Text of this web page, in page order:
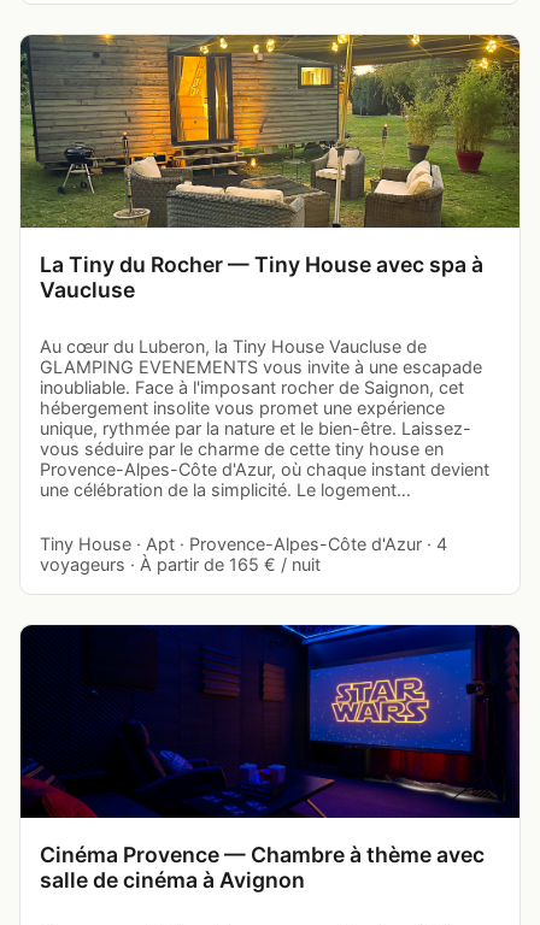
La Tiny du Rocher — Tiny House avec spa à
Vaucluse
Au cœur du Luberon, la Tiny House Vaucluse de
GLAMPING EVENEMENTS vous invite à une escapade
inoubliable. Face à l'imposant rocher de Saignon, cet
hébergement insolite vous promet une expérience
unique, rythmée par la nature et le bien-être. Laissez-
vous séduire par le charme de cette tiny house en
Provence-Alpes-Côte d'Azur, où chaque instant devient
une célébration de la simplicité. Le logement…
Tiny House · Apt · Provence-Alpes-Côte d'Azur · 4
voyageurs · À partir de 165 € / nuit
Cinéma Provence — Chambre à thème avec
salle de cinéma à Avignon